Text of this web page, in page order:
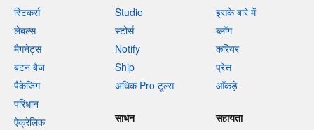
स्टिकर्स
लेबल्स
मैगनेट्स
बटन बैज
पैकेजिंग
परिधान
ऐक्रेलिक
Studio
स्टोर्स
Notify
Ship
अधिक Pro टूल्स
इसके बारे में
ब्लॉग
करियर
प्रेस
आँकड़े
साधन
सहायता